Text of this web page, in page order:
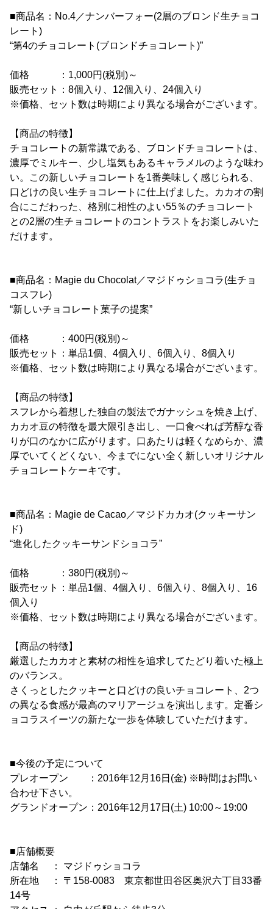
■商品名：No.4／ナンバーフォー(2層のブロンド生チョコ
レート)
“第4のチョコレート(ブロンドチョコレート)”
価格 ：1,000円(税別)～
販売セット：8個入り、12個入り、24個入り
※価格、セット数は時期により異なる場合がございます。
【商品の特徴】
チョコレートの新常識である、ブロンドチョコレートは、
濃厚でミルキー、少し塩気もあるキャラメルのような味わ
い。この新しいチョコレートを1番美味しく感じられる、
口どけの良い生チョコレートに仕上げました。カカオの割
合にこだわった、格別に相性のよい55％のチョコレート
との2層の生チョコレートのコントラストをお楽しみいた
だけます。
■商品名：Magie du Chocolat／マジドゥショコラ(生チョ
コスフレ)
“新しいチョコレート菓子の提案”
価格 ：400円(税別)～
販売セット：単品1個、4個入り、6個入り、8個入り
※価格、セット数は時期により異なる場合がございます。
【商品の特徴】
スフレから着想した独自の製法でガナッシュを焼き上げ、
カカオ豆の特徴を最大限引き出し、一口食べれば芳醇な香
りが口のなかに広がります。口あたりは軽くなめらか、濃
厚でいてくどくない、今までにない全く新しいオリジナル
チョコレートケーキです。
■商品名：Magie de Cacao／マジドカカオ(クッキーサン
ド)
“進化したクッキーサンドショコラ”
価格 ：380円(税別)～
販売セット：単品1個、4個入り、6個入り、8個入り、16
個入り
※価格、セット数は時期により異なる場合がございます。
【商品の特徴】
厳選したカカオと素材の相性を追求してたどり着いた極上
のバランス。
さくっとしたクッキーと口どけの良いチョコレート、2つ
の異なる食感が最高のマリアージュを演出します。定番シ
ョコラスイーツの新たな一歩を体験していただけます。
■今後の予定について
プレオープン ：2016年12月16日(金) ※時間はお問い
合わせ下さい。
グランドオープン：2016年12月17日(土) 10:00～19:00
■店舗概要
店舗名 ： マジドゥショコラ
所在地 ： 〒158-0083 東京都世田谷区奥沢六丁目33番
14号